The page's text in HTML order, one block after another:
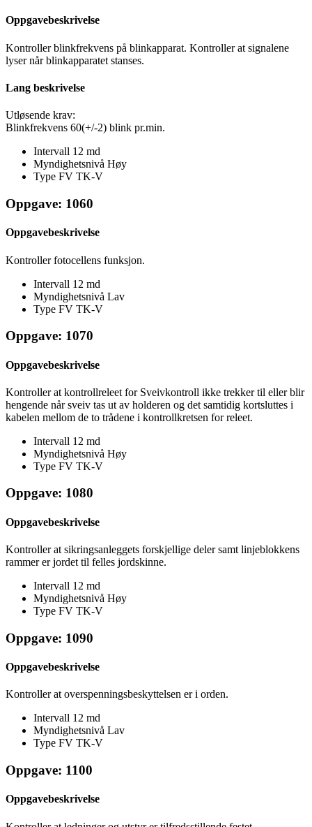
Oppgavebeskrivelse
Kontroller blinkfrekvens på blinkapparat. Kontroller at signalene
lyser når blinkapparatet stanses.
Lang beskrivelse
Utløsende krav:
Blinkfrekvens 60(+/-2) blink pr.min.
Intervall 12 md
Myndighetsnivå Høy
Type FV TK-V
Oppgave: 1060
Oppgavebeskrivelse
Kontroller fotocellens funksjon.
Intervall 12 md
Myndighetsnivå Lav
Type FV TK-V
Oppgave: 1070
Oppgavebeskrivelse
Kontroller at kontrollreleet for Sveivkontroll ikke trekker til eller blir
hengende når sveiv tas ut av holderen og det samtidig kortsluttes i
kabelen mellom de to trådene i kontrollkretsen for releet.
Intervall 12 md
Myndighetsnivå Høy
Type FV TK-V
Oppgave: 1080
Oppgavebeskrivelse
Kontroller at sikringsanleggets forskjellige deler samt linjeblokkens
rammer er jordet til felles jordskinne.
Intervall 12 md
Myndighetsnivå Høy
Type FV TK-V
Oppgave: 1090
Oppgavebeskrivelse
Kontroller at overspenningsbeskyttelsen er i orden.
Intervall 12 md
Myndighetsnivå Lav
Type FV TK-V
Oppgave: 1100
Oppgavebeskrivelse